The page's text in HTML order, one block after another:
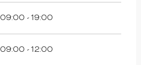
09:00 - 19:00
09:00 - 12:00